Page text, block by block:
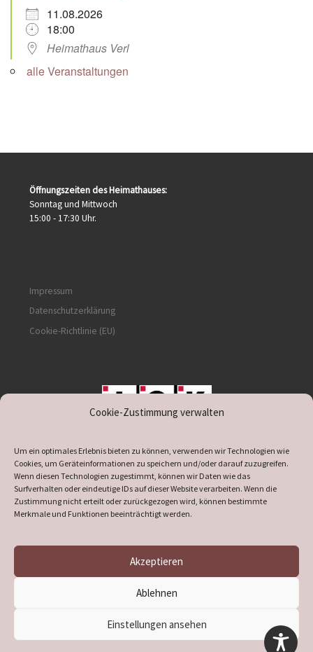
Cookie-Zustimmung verwalten
Um ein optimales Erlebnis bieten zu können, verwenden wir Technologien wie
Cookies, um Geräteinformationen zu speichern und/oder darauf zuzugreifen.
Wenn diesen Technologien zugestimmt, können wir Daten wie das
Surfverhalten oder eindeutige IDs auf dieser Website verarbeiten. Wenn die
Zustimmung nicht erteilt oder zurückgezogen wird, können bestimmte
Merkmale und Funktionen beeinträchtigt werden.
Akzeptieren
Ablehnen
Einstellungen ansehen
11.08.2026
18:00
Heimathaus Verl
alle Veranstaltungen
Öffnungszeiten des Heimathauses:
Sonntag und Mittwoch
15:00 - 17:30 Uhr.
Impressum
Datenschutzerklärung
Cookie-Richtlinie (EU)
supported by DÖ
Heimatverein Verl– Alle Rechte vorbehalten